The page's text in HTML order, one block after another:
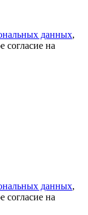
данных,
согласие на
данных,
согласие на